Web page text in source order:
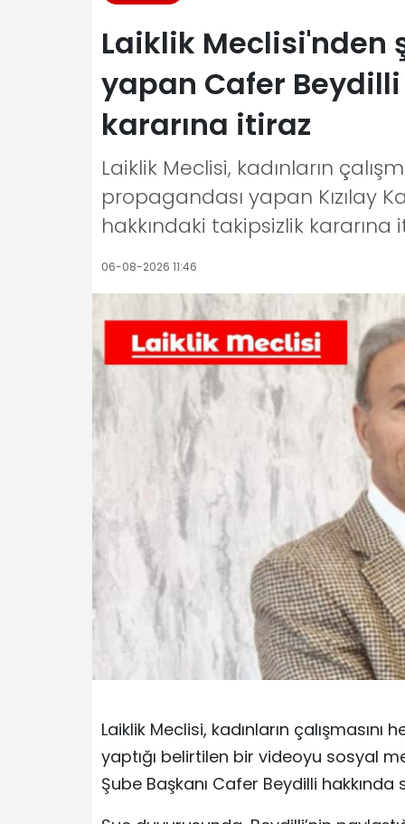
Laiklik Meclisi'nden
yapan Cafer
kararına itiraz
Laiklik Meclisi, kadınların
propagandası yapan Kızılay
hakkındaki takipsizlik kararına
06-08-2026 11:46
Laiklik Meclisi, kadınların
yaptığı belirtilen bir videoyu sosyal
Şube Başkanı Cafer Beydilli